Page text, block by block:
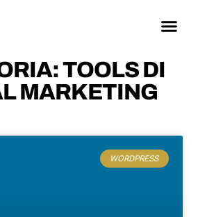
TOOLS DI
MARKETING
WORDPRESS